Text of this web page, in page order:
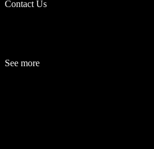
Contact Us
See more